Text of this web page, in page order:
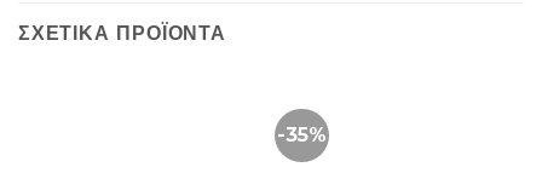
ΣΧΕΤΙΚΆ ΠΡΟΪΌΝΤΑ
-35%